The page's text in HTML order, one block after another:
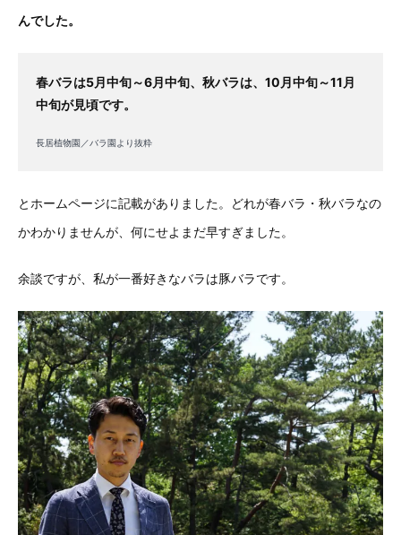
んでした。
春バラは5月中旬～6月中旬、秋バラは、10月中旬～11月
中旬が見頃です。
長居植物園／バラ園より抜粋
とホームページに記載がありました。どれが春バラ・秋バラなの
かわかりませんが、何にせよまだ早すぎました。
余談ですが、私が一番好きなバラは豚バラです。